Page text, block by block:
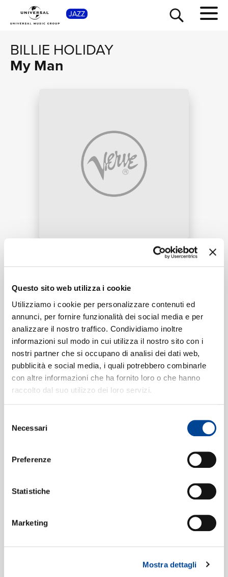
Questo sito web utilizza i cookie
Utilizziamo i cookie per personalizzare contenuti ed
annunci, per fornire funzionalità dei social media e per
analizzare il nostro traffico. Condividiamo inoltre
informazioni sul modo in cui utilizza il nostro sito con i
nostri partner che si occupano di analisi dei dati web,
pubblicità e social media, i quali potrebbero combinarle
con altre informazioni che ha fornito loro o che hanno
raccolto dal suo utilizzo dei loro servizi.
delNecessari
Preferenze
Statistiche
Marketing
Mostra dettagli
JAZZ
BILLIE HOLIDAY
My Man
My Man(Pseudo Video)
02:58
Billie Holiday
Formati disponibili:
Data di pubblicazione:
My Man
SHOP
TOUR
NEWS
RICERCA
CHI SIAMO
CONTATTI
NEWSLETTER